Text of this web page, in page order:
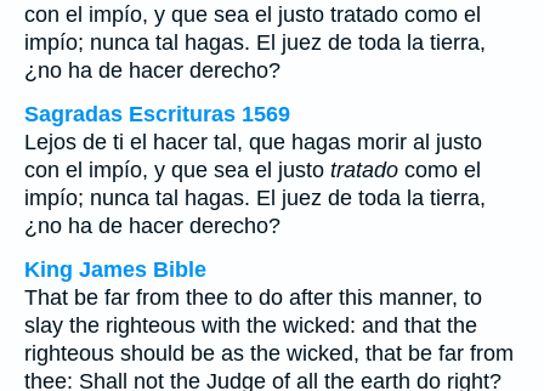
con el impío, y que sea el justo tratado como el
impío; nunca tal hagas. El juez de toda la tierra,
¿no ha de hacer derecho?
Sagradas Escrituras 1569
Lejos de ti el hacer tal, que hagas morir al justo
con el impío, y que sea el justo tratado como el
impío; nunca tal hagas. El juez de toda la tierra,
¿no ha de hacer derecho?
King James Bible
That be far from thee to do after this manner, to
slay the righteous with the wicked: and that the
righteous should be as the wicked, that be far from
thee: Shall not the Judge of all the earth do right?